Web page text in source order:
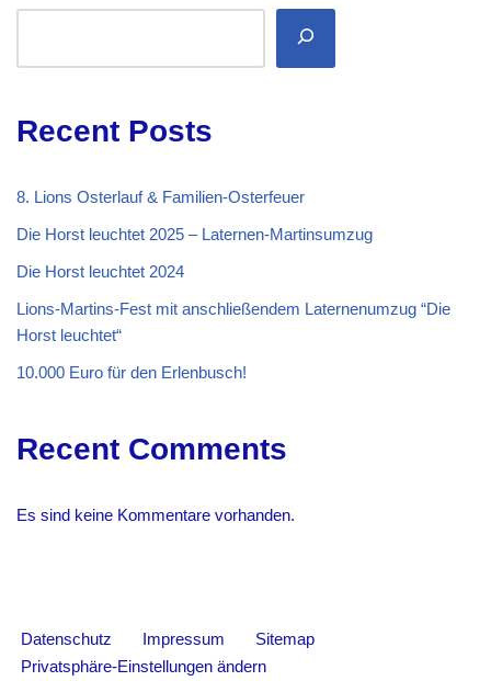
Recent Posts
8. Lions Osterlauf & Familien-Osterfeuer
Die Horst leuchtet 2025 – Laternen-Martinsumzug
Die Horst leuchtet 2024
Lions-Martins-Fest mit anschließendem Laternenumzug “Die
Horst leuchtet“
10.000 Euro für den Erlenbusch!
Recent Comments
Es sind keine Kommentare vorhanden.
Datenschutz Impressum
Sitemap
Privatsphäre-Einstellungen ändern